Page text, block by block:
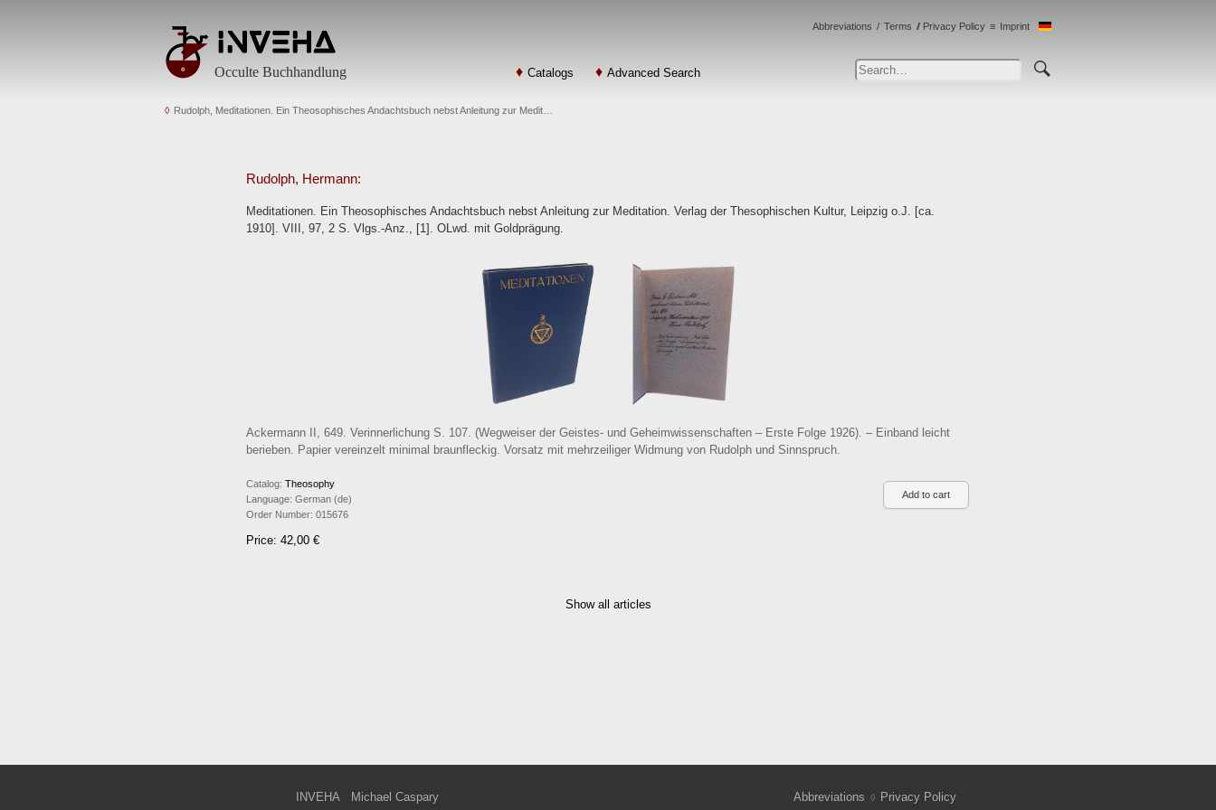
Occulte Buchhandlung Catalogs Advanced Search
Abbreviations Terms Privacy Policy Imprint
Rudolph, Meditationen. Ein Theosophisches Andachtsbuch nebst Anleitung zur Medit…
Rudolph, Hermann:
Meditationen. Ein Theosophisches Andachtsbuch nebst Anleitung zur Meditation. Verlag der Thesophischen Kultur, Leipzig o.J. [ca.
1910]. VIII, 97, 2 S. Vlgs.-Anz., [1]. OLwd. mit Goldprägung.
Ackermann II, 649. Verinnerlichung S. 107. (Wegweiser der Geistes- und Geheimwissenschaften – Erste Folge 1926). – Einband leicht
berieben. Papier vereinzelt minimal braunfleckig. Vorsatz mit mehrzeiliger Widmung von Rudolph und Sinnspruch.
Catalog: Theosophy
Language: German (de)
Order Number: 015676
Price: 42,00 €
Show all articles
INVEHA
Michael Caspary
Abbreviations
Privacy Policy